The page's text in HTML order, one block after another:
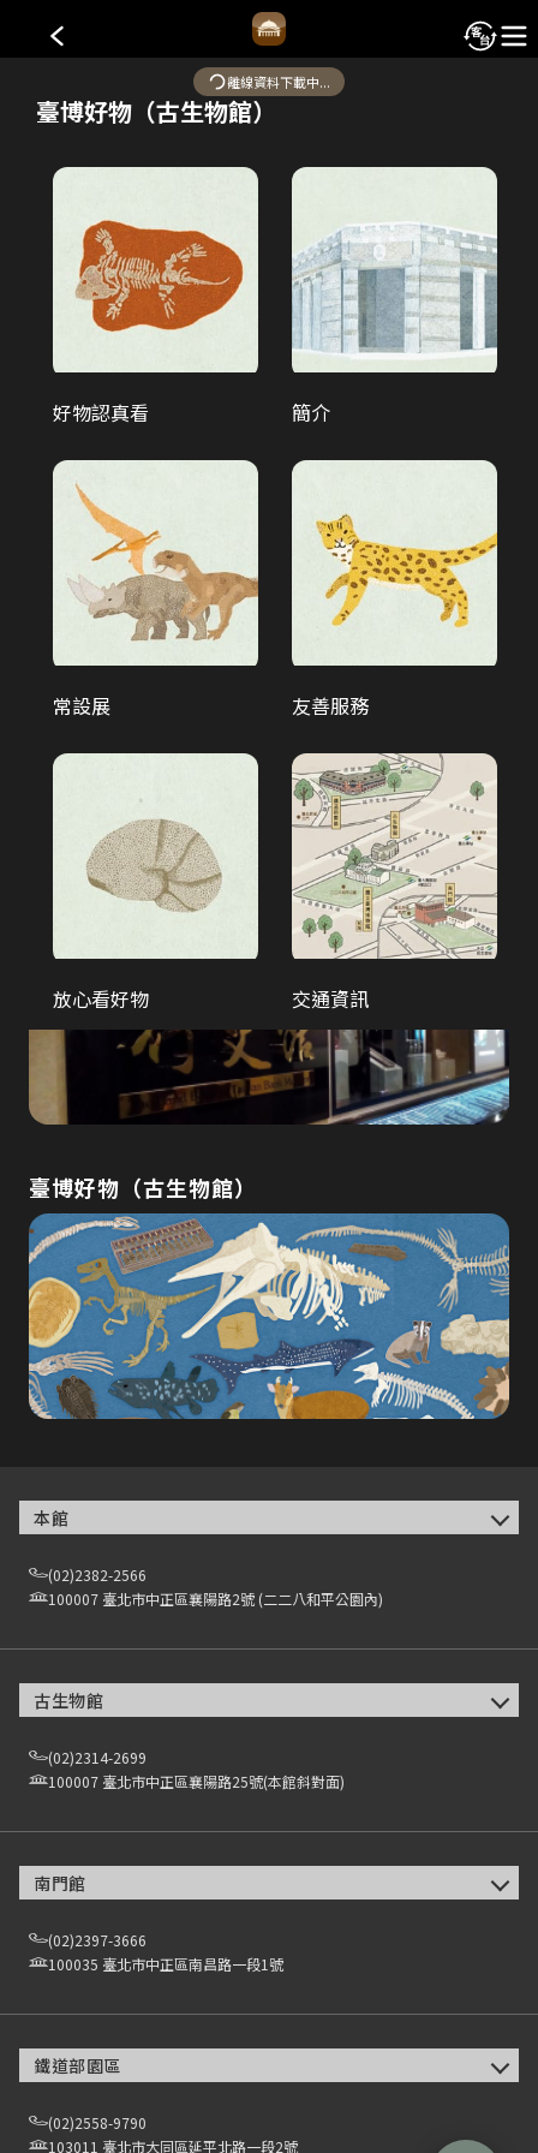
國立臺灣博物館-古生物館
古生物館落成於1933（昭和
*本系統部分內容採AI轉譯。若發現內容有誤或需要改進之處，
古生物大展-生命的史詩與...
古蹟探秘-勸業銀行舊廈古...
土地銀行行史
臺博好物（古生物館）
臺博好物（古生物館）
好物認真看 簡介
常設展 友善服務
放心看好物 交通資訊
離線資料下載中...
本館
(02)2382-2566
100007 臺北市中正區襄陽路2號 (二二八和平公園內)
古生物館
(02)2314-2699
100007 臺北市中正區襄陽路25號(本館斜對面)
南門館
(02)2397-3666
100035 臺北市中正區南昌路一段1號
鐵道部園區
(02)2558-9790
103011 臺北市大同區延平北路一段2號